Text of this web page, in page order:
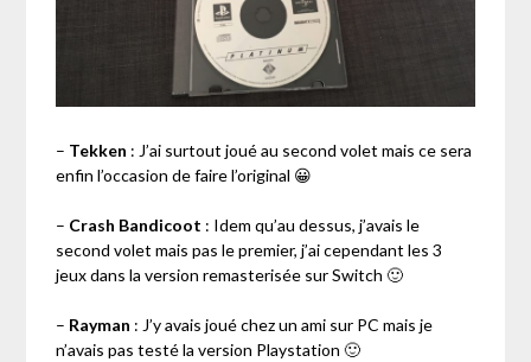
– Tekken : J’ai surtout joué au second volet mais ce sera
enfin l’occasion de faire l’original 😀
– Crash Bandicoot : Idem qu’au dessus, j’avais le
second volet mais pas le premier, j’ai cependant les 3
jeux dans la version remasterisée sur Switch 🙂
– Rayman : J’y avais joué chez un ami sur PC mais je
n’avais pas testé la version Playstation 🙂